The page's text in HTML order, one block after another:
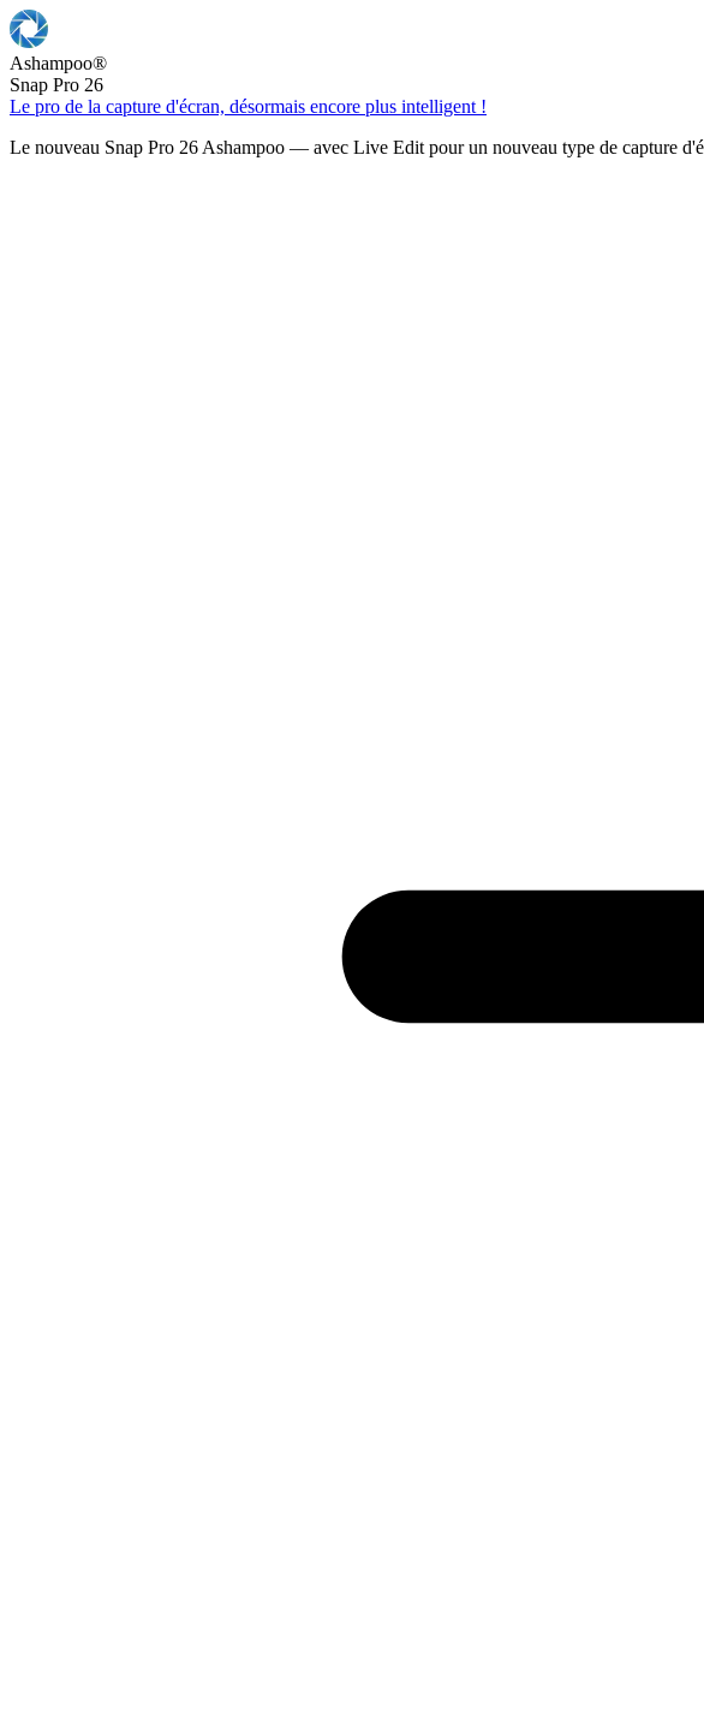
Ashampoo®
Snap Pro 26
Le pro de la capture d'écran, désormais encore plus intelligent !
Le nouveau Snap Pro 26 Ashampoo — avec Live Edit pour un nouveau type de capture